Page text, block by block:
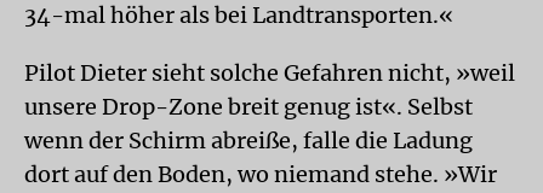
34-mal höher als bei Landtransporten.«
Pilot Dieter sieht solche Gefahren nicht, »weil
unsere Drop-Zone breit genug ist«. Selbst
wenn der Schirm abreiße, falle die Ladung
dort auf den Boden, wo niemand stehe. »Wir